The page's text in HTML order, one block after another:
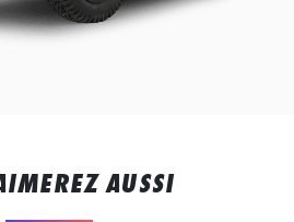
AUSSI